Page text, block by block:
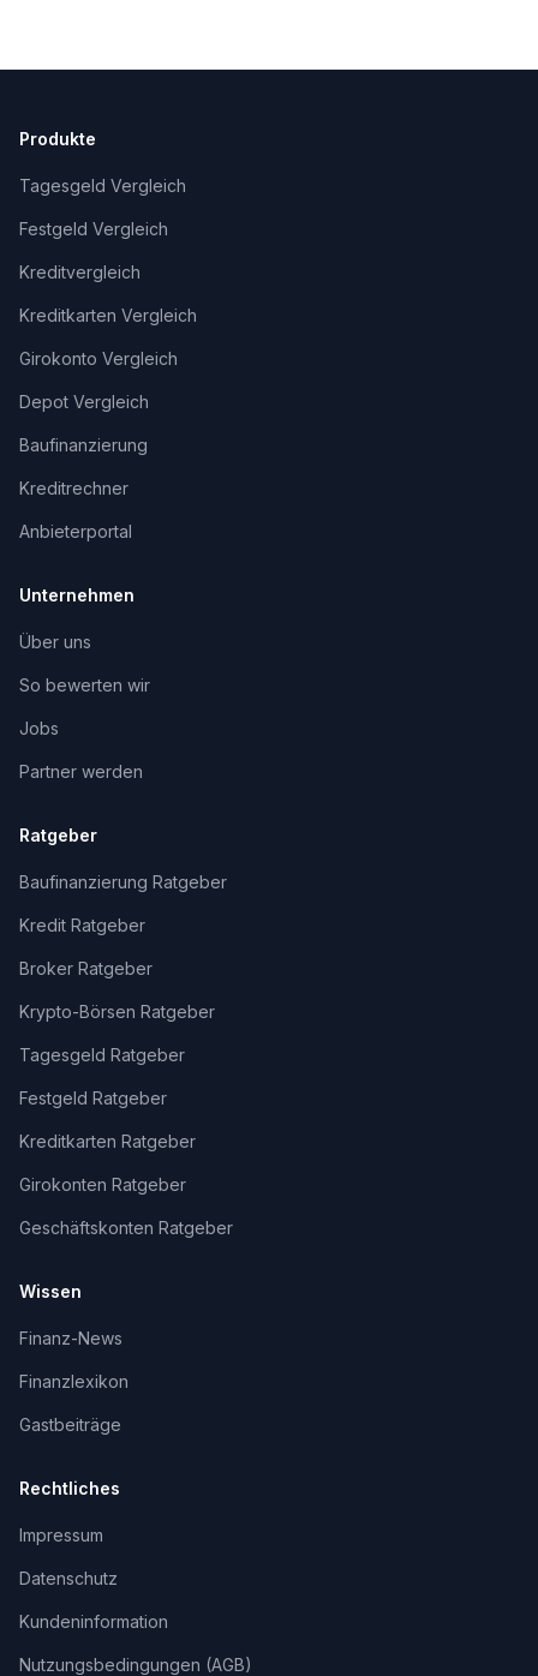
Produkte
Tagesgeld Vergleich
Festgeld Vergleich
Kreditvergleich
Kreditkarten Vergleich
Girokonto Vergleich
Depot Vergleich
Baufinanzierung
Kreditrechner
Anbieterportal
Unternehmen
Über uns
So bewerten wir
Jobs
Partner werden
Ratgeber
Baufinanzierung Ratgeber
Kredit Ratgeber
Broker Ratgeber
Krypto-Börsen Ratgeber
Tagesgeld Ratgeber
Festgeld Ratgeber
Kreditkarten Ratgeber
Girokonten Ratgeber
Geschäftskonten Ratgeber
Wissen
Finanz-News
Finanzlexikon
Gastbeiträge
Rechtliches
Impressum
Datenschutz
Kundeninformation
Nutzungsbedingungen (AGB)